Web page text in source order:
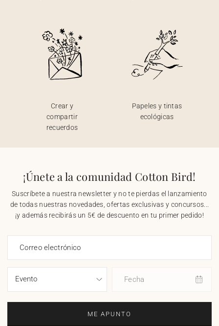
Crear y
compartir
recuerdos
Papeles y tintas
ecológicas
¡Únete a la comunidad Cotton Bird!
Suscríbete a nuestra newsletter y no te pierdas el lanzamiento
de todas nuestras novedades, ofertas exclusivas y concursos...
¡y además recibirás un 5€ de descuento en tu primer pedido!
Correo electrónico
Fecha
ME APUNTO